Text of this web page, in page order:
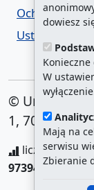
dowiesz
Konieczne
W
Mają na
serwisu
Zbieranie
Ochrona
Ustawienia
© Urząd
1, 70-456
liczba
973947/